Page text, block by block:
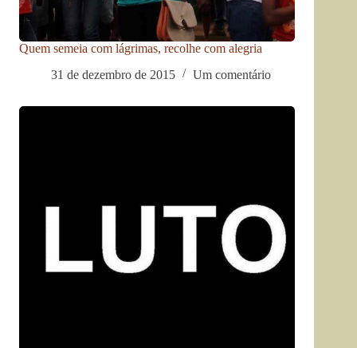
Quem semeia com lágrimas, recolhe com alegria
31 de dezembro de 2015
Um comentário